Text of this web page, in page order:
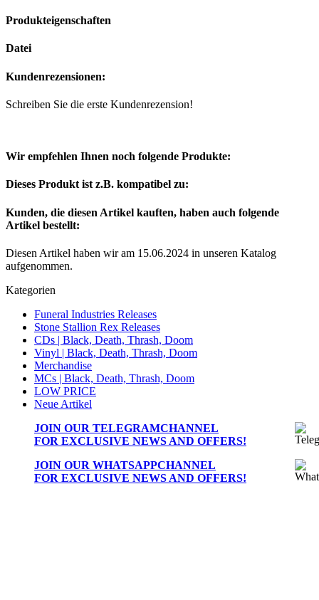
Produkteigenschaften
Datei
Kundenrezensionen:
Schreiben Sie die erste Kundenrezension!
Wir empfehlen Ihnen noch folgende Produkte:
Dieses Produkt ist z.B. kompatibel zu:
Kunden, die diesen Artikel kauften, haben auch folgende
Artikel bestellt:
Diesen Artikel haben wir am 15.06.2024 in unseren Katalog
aufgenommen.
Kategorien
Funeral Industries Releases
Stone Stallion Rex Releases
CDs | Black, Death, Thrash, Doom
Vinyl | Black, Death, Thrash, Doom
Merchandise
MCs | Black, Death, Thrash, Doom
LOW PRICE
Neue Artikel
JOIN OUR TELEGRAMCHANNEL
FOR EXCLUSIVE NEWS AND OFFERS!
JOIN OUR WHATSAPPCHANNEL
FOR EXCLUSIVE NEWS AND OFFERS!